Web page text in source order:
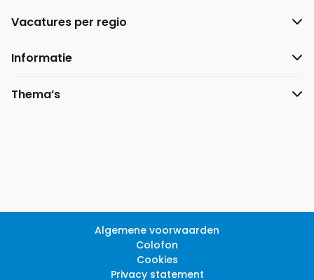
Vacatures per regio
Informatie
Thema’s
Algemene voorwaarden
Colofon
Cookies
Privacy statement